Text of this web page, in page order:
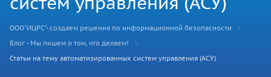
ООО"ИЦРС"- создаем решения по информационной безопасности
Блог - Мы пишем о том, что делаем!
Статьи на тему автоматизированных систем управления (АСУ)